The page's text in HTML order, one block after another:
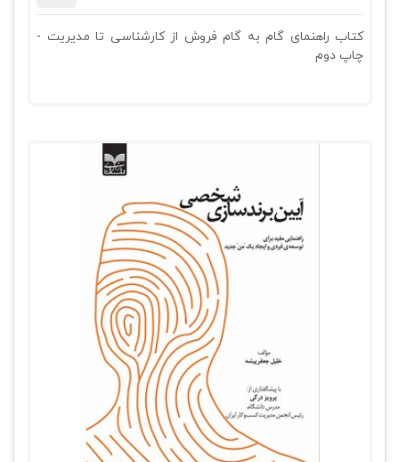
کتاب راهنمای گام به گام فروش از کارشناسی تا مدیریت -
چاپ دوم